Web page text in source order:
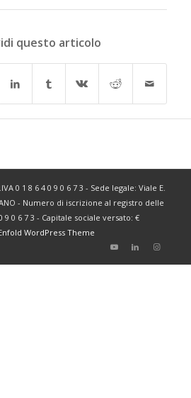
questo articolo
0 1 8 6 4 0 9 0 6 7 3 - Sede legale: Viale E.
- Numero di iscrizione al registro delle
9 0 6 7 3 - Capitale sociale versato: €
WordPress Theme